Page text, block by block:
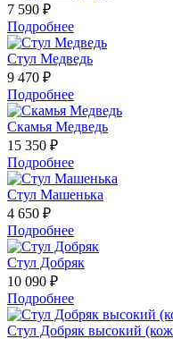
7 590 ₽
Подробнее
Стул Медведь
9 470 ₽
Подробнее
Скамья Медведь
15 350 ₽
Подробнее
Стул Машенька
4 650 ₽
Подробнее
Стул Добряк
10 090 ₽
Подробнее
Стул Добряк высокий